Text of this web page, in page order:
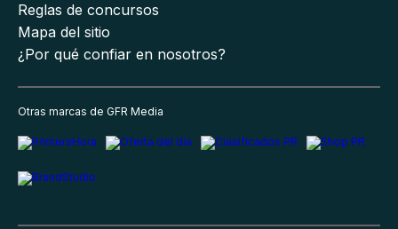
Reglas de concursos
Mapa del sitio
¿Por qué confiar en nosotros?
Otras marcas de GFR Media